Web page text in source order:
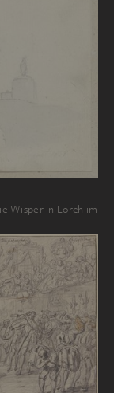
Wisper in Lorch im